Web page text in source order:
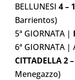
BELLUNESI 4 – 1
Barrientos)
5ª GIORNATA |
6ª GIORNATA |
CITTADELLA 2
Menegazzo)